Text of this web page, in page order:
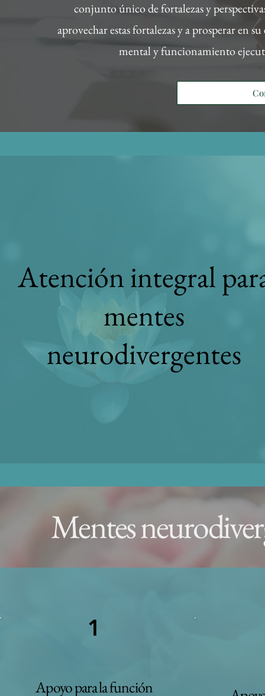
conjunto único de fortalezas y
aprovechar estas fortalezas y a prosperar en
mental y funcionamiento
Atención integral
mentes
neurodivergentes
Mentes
1
Apoyo para la función